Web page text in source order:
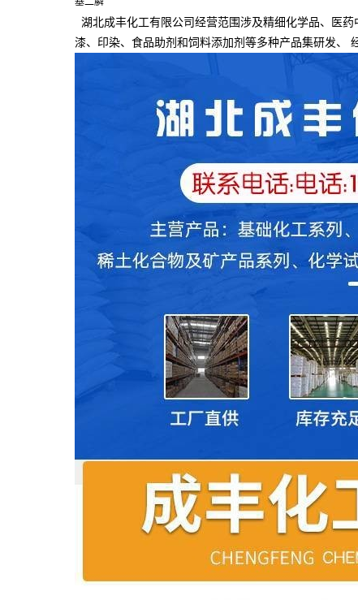
湖北成丰化工有限公司经营范围涉及精细化学品、医
漆、印染、食品助剂和饲料添加剂等多种产品集研发、